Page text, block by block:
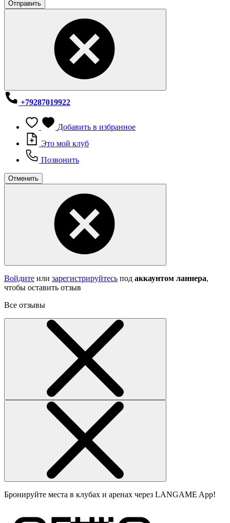
Отправить
+79287019922
Добавить в избранное
Это мой клуб
Позвонить
Отменить
Войдите или зарегистрируйтесь под аккаунтом ланнера,
чтобы оставить отзыв
Все отзывы
Бронируйте места в клубах и аренах через LANGAME App!